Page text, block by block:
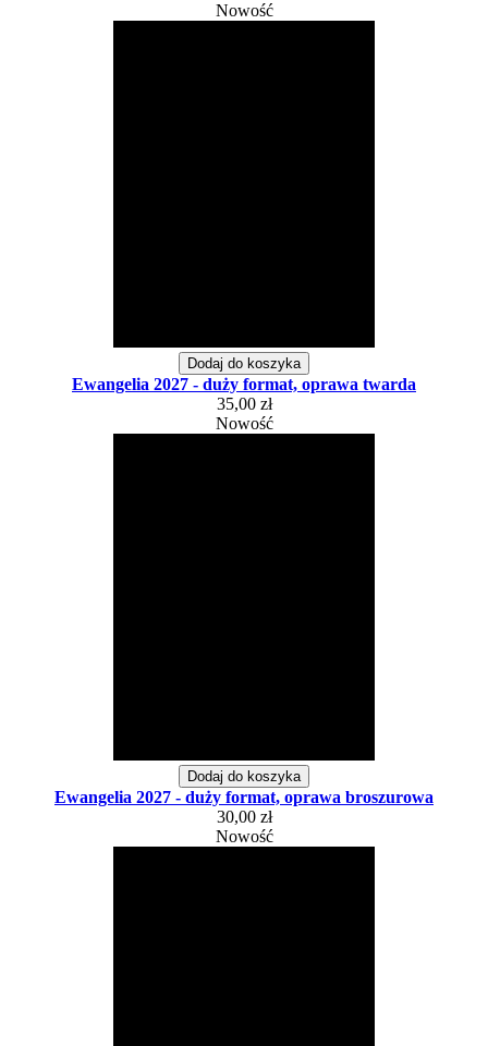
Nowość
Dodaj do koszyka
Ewangelia 2027 - duży format, oprawa twarda
35,00 zł
Nowość
Dodaj do koszyka
Ewangelia 2027 - duży format, oprawa broszurowa
30,00 zł
Nowość